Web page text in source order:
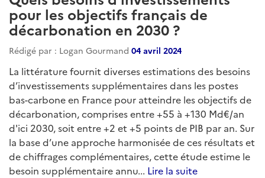
pour les objectifs français de
décarbonation en 2030 ?
Rédigé par : Logan Gourmand 04 avril 2024
La littérature fournit diverses estimations des besoins
d’investissements supplémentaires dans les postes
bas-carbone en France pour atteindre les objectifs de
décarbonation, comprises entre +55 à +130 Md€/an
d'ici 2030, soit entre +2 et +5 points de PIB par an. Sur
la base d’une approche harmonisée de ces résultats et
de chiffrages complémentaires, cette étude estime le
besoin supplémentaire annu... Lire la suite